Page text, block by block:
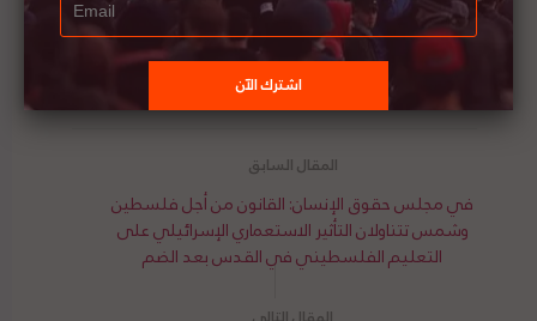
(استخدم الكود “imseis23” للحصول على خصم 20٪)
لقراءة مقال القانون من أجل فلسطين:
انقر/ي هنا
في مجلس حقوق الإنسان: القانون من أجل فلسطين
وشمس تتناولان التأثير الاستعماري الإسرائيلي على
التعليم الفلسطيني في القدس بعد الضم